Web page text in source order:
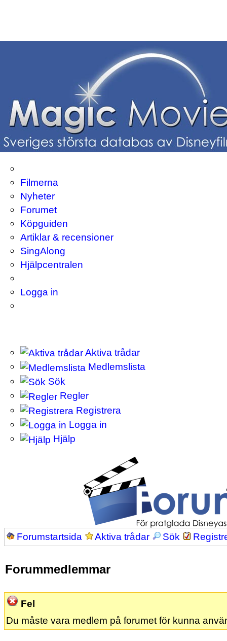
Filmerna
Nyheter
Forumet
Köpguiden
Artiklar & recensioner
SingAlong
Hjälpcentralen
Logga in
Aktiva trådar
Medlemslista
Sök
Regler
Registrera
Logga in
Hjälp
Forumstartsida Aktiva trådar Sök
Forummedlemmar
Fel
Du måste vara medlem på forumet för kunna